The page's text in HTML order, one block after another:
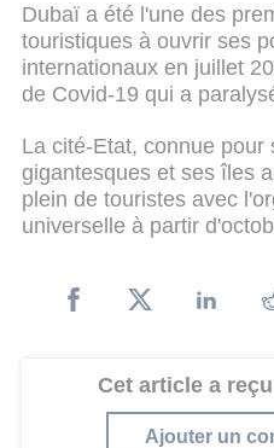
Dubaï a été l'une des
touristiques à ouvrir ses
internationaux en juillet
de Covid-19 qui a
La cité-Etat, connue pour
gigantesques et ses îles
plein de touristes avec
universelle à partir
Cet article a
Ajouter un